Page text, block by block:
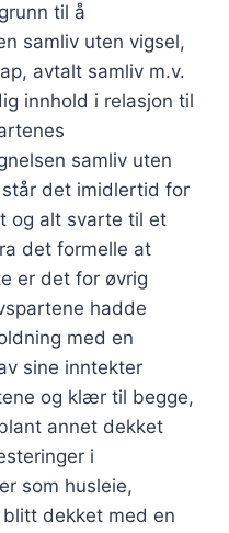
til å
samliv uten vigsel,
avtalt samliv m.v.
innhold i relasjon til
samliv uten
det imidlertid for
og alt svarte til et
det formelle at
er det for øvrig
hadde
med en
sine inntekter
og klær til begge,
annet dekket
i
som husleie,
dekket med en